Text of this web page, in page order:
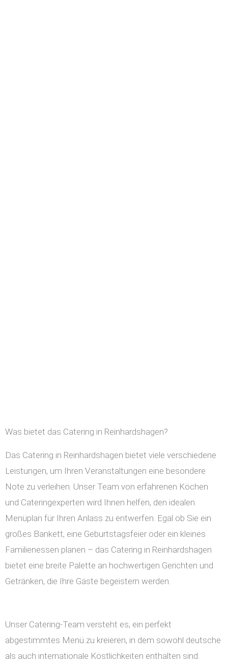
Was bietet das Catering in Reinhardshagen?
Das Catering in Reinhardshagen bietet viele verschiedene
Leistungen, um Ihren Veranstaltungen eine besondere
Note zu verleihen. Unser Team von erfahrenen Köchen
und Cateringexperten wird Ihnen helfen, den idealen
Menüplan für Ihren Anlass zu entwerfen. Egal ob Sie ein
großes Bankett, eine Geburtstagsfeier oder ein kleines
Familienessen planen – das Catering in Reinhardshagen
bietet eine breite Palette an hochwertigen Gerichten und
Getränken, die Ihre Gäste begeistern werden.
Unser Catering-Team versteht es, ein perfekt
abgestimmtes Menü zu kreieren, in dem sowohl deutsche
als auch internationale Köstlichkeiten enthalten sind.